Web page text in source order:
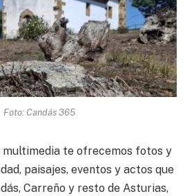
Foto: Candás 365
multimedia te ofrecemos fotos y
paisajes, eventos y actos que
Carreño y resto de Asturias,